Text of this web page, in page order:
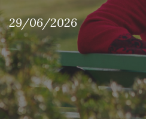
29/06/2026